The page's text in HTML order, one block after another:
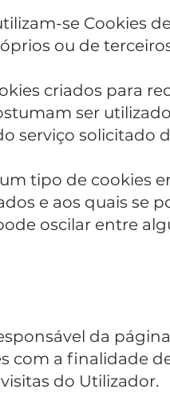
se Cookies
ou de
criados para
ser
serviço
tipo de cookies
e aos quais se
oscilar entre
da
com a finalidade
do Utilizador.